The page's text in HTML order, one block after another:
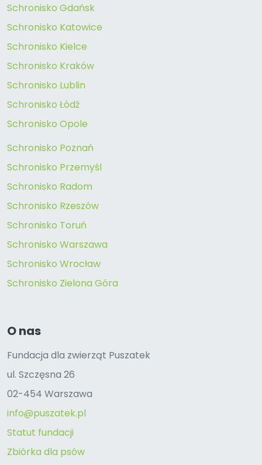
Schronisko Gdańsk
Schronisko Katowice
Schronisko Kielce
Schronisko Kraków
Schronisko Lublin
Schronisko Łódź
Schronisko Opole
Schronisko Poznań
Schronisko Przemyśl
Schronisko Radom
Schronisko Rzeszów
Schronisko Toruń
Schronisko Warszawa
Schronisko Wrocław
Schronisko Zielona Góra
O nas
Fundacja dla zwierząt Puszatek
ul. Szczęsna 26
02-454 Warszawa
info@puszatek.pl
Statut fundacji
Zbiórka dla psów